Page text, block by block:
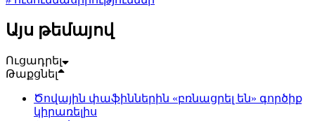
Այս թեմայով
Ուցադրել
Թաքցնել
Ծովային փաֆիններին «բռնացրել են» գործիք
կիրառելիս